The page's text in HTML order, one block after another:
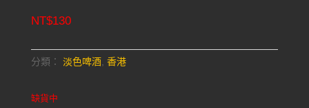
NT$130
分類： 淡色啤酒, 香港
缺貨中